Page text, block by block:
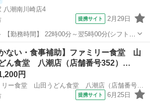
八潮南川崎店4
提携サイト 2月29日
仕事内容】 ◆すき
ッフ募集◆ 【お仕事内容】 ◎接客 ◎調理 ◎販売 ◎金銭管...
トラン
かない・食事補助】ファミリー食堂 山
ん食堂 八潮店（店舗番号352）…
円
ファミリー食堂 山田うどん食堂 八潮店（店舗番号352）
提携サイト 6月25日